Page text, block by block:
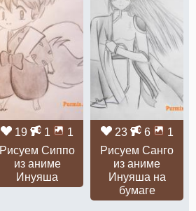
19 1
1
Рисуем Сиппо
из аниме
Инуяша
23 6
1
Рисуем Санго
из аниме
Инуяша на
бумаге